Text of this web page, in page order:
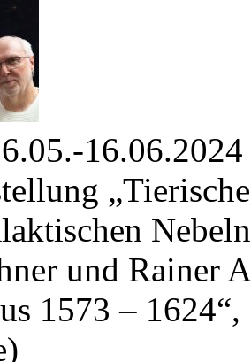
16.06.2024
und Rainer
1573 – 1624“,